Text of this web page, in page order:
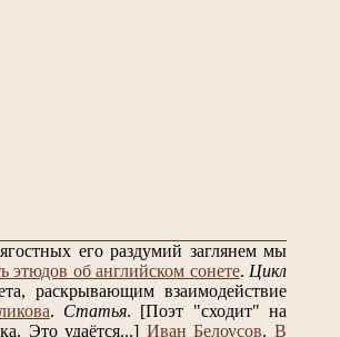
его раздумий заглянем мы
этюдов об английском сонете. Цикл
раскрывающим взаимодействие
. Статья. [Поэт "сходит" на
Это удаётся...] Иван Белоусов.В